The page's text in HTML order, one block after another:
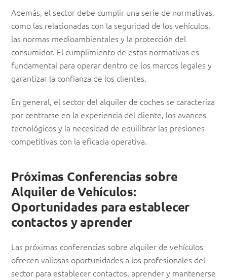
Además, el sector debe cumplir una serie de normativas,
como las relacionadas con la seguridad de los vehículos,
las normas medioambientales y la protección del
consumidor. El cumplimiento de estas normativas es
fundamental para operar dentro de los marcos legales y
garantizar la confianza de los clientes.
En general, el sector del alquiler de coches se caracteriza
por centrarse en la experiencia del cliente, los avances
tecnológicos y la necesidad de equilibrar las presiones
competitivas con la eficacia operativa.
Próximas Conferencias sobre
Alquiler de Vehículos:
Oportunidades para establecer
contactos y aprender
Las próximas conferencias sobre alquiler de vehículos
ofrecen valiosas oportunidades a los profesionales del
sector para establecer contactos, aprender y mantenerse